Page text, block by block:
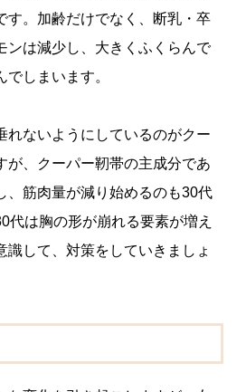
す。加齢だけでなく、断乳・卒
ンは減少し、大きくふくらんで
しまいます。
れないようにしているのがクー
が、クーパー靭帯の主成分であ
、筋肉量が減り始めるのも30代
代は胸の形が崩れる要素が増え
識して、対策をしていきましょ